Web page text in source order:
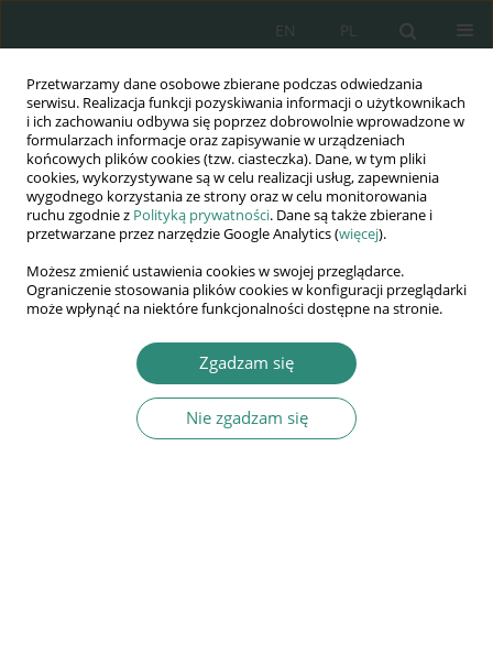
Przetwarzamy dane osobowe zbierane podczas odwiedzania
serwisu. Realizacja funkcji pozyskiwania informacji o użytkownikach
i ich zachowaniu odbywa się poprzez dobrowolnie wprowadzone w
formularzach informacje oraz zapisywanie w urządzeniach
końcowych plików cookies (tzw. ciasteczka). Dane, w tym pliki
cookies, wykorzystywane są w celu realizacji usług, zapewnienia
wygodnego korzystania ze strony oraz w celu monitorowania
ruchu zgodnie z Polityką prywatności. Dane są także zbierane i
przetwarzane przez narzędzie Google Analytics (więcej).
Możesz zmienić ustawienia cookies w swojej przeglądarce.
Ograniczenie stosowania plików cookies w konfiguracji przeglądarki
może wpłynąć na niektóre funkcjonalności dostępne na stronie.
Zgadzam się
Nie zgadzam się
PL
EN
Wydawnictwo
AWSGE
Akademia Nauk Stosowanych
WSGE
im. Alcide De Gasperi
Nicolas Levi
Negotiations with Koreans: The impact of